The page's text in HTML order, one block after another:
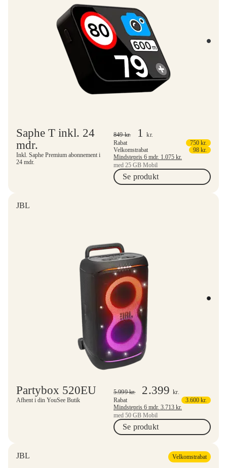
Saphe T inkl. 24
mdr.
Inkl. Saphe Premium abonnement i
24 mdr.
849kr. 1kr.
Rabat
750 kr.
Velkomstrabat
98 kr.
Mindstepris 6 mdr. 1.075 kr.
med 25 GB Mobil
Se produkt
JBL
Partybox 520EU
Afhent i din YouSee Butik
5.999kr. 2.399kr.
Rabat
3.600 kr.
Mindstepris 6 mdr. 3.713 kr.
med 50 GB Mobil
Se produkt
JBL Velkomstrabat